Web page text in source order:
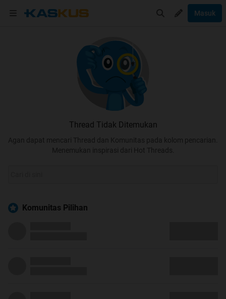
Masuk
Thread Tidak Ditemukan
Agan dapat mencari Thread dan Komunitas pada kolom pencarian.
Menemukan inspirasi dari Hot Threads.
Komunitas Pilihan